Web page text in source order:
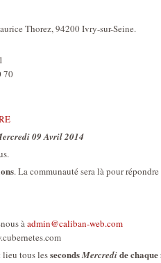
Thorez, 94200 Ivry-sur-Seine.
70
09 Avril 2014
. La communauté sera là pour
àadmin@caliban-web.com
lieu tous lessecondsMercredide